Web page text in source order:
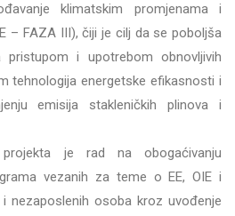
klimatskim promjenama i
– FAZA III), čiji je cilj da se poboljša
pristupom i upotrebom obnovljivih
tehnologija energetske efikasnosti i
emisija stakleničkih plinova i
je rad na obogaćivanju
vezanih za teme o EE, OIE i
nezaposlenih osoba kroz uvođenje